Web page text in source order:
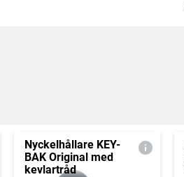
Nyckelhållare KEY-
BAK Original med
kevlartråd